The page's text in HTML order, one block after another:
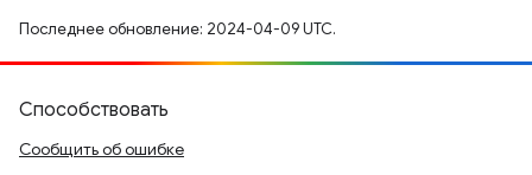
Последнее обновление: 2024-04-09 UTC.
Способствовать
Сообщить об ошибке